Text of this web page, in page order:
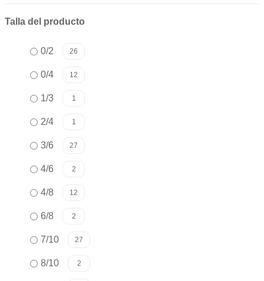
Talla del producto
0/2 26
0/4 12
1/3 1
2/4 1
3/6 27
4/6 2
4/8 12
6/8 2
7/10 27
8/10 2